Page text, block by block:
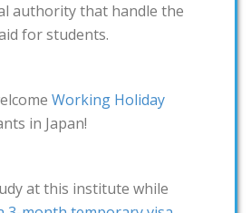
authority that handle the
for students.
Working Holiday
in Japan!
at this institute while